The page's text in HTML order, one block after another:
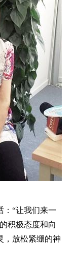
：“让我们来一
积极态度和向
，放松紧绷的神